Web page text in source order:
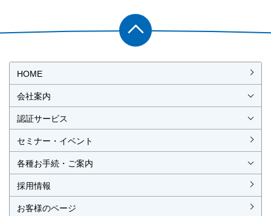
HOME
会社案内
認証サービス
ISO認証（マネジメントシステム）
ISO 9001 （品質）
ISO 14001（環境）
ISO 55001（アセット）
ISO 45001（労働安全衛生）
ISO 27001（情報セキュリティ）
MSAの審査認証
ISOとは？
JIS製品認証
JIS製品認証の手続き
認証リスト
セミナー・イベント
各種お手続・ご案内
採用情報
お客様のページ